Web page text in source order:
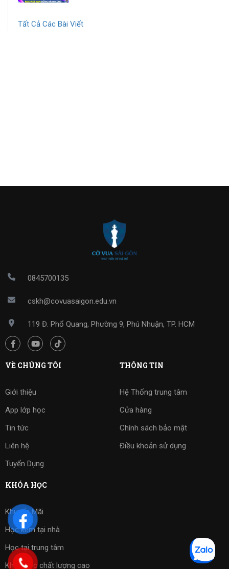
Tất Cả Các Bài Viết
0845700135
cskh@covuasaigon.edu.vn
119 Đ. Phổ Quang, Phường 9, Phú Nhuận, TP. HCM
VỀ CHÚNG TÔI
Giới thiệu
App lớp học
Tin tức
Liên hệ
Tuyển Dụng
THÔNG TIN
Hệ Thống trung tâm
Cửa hàng
Chính sách bảo mật
Điều khoản sử dụng
KHÓA HỌC
Khuyến Mãi
Học kèm tại nhà
Học tại trung tâm
Khóa học chất lượng cao